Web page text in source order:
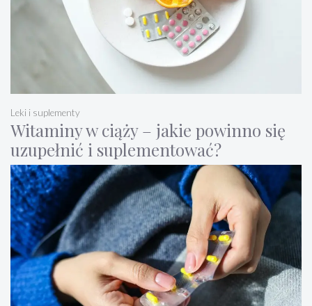
Witaminy w ciąży – jakie powinno się
uzupełnić i suplementować?
Leki i suplementy